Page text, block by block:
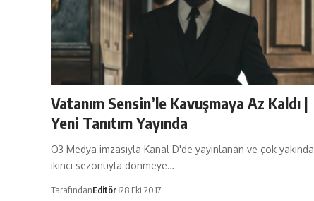
Vatanım Sensin’le Kavuşmaya Az Kaldı |
Yeni Tanıtım Yayında
O3 Medya imzasıyla Kanal D'de yayınlanan ve çok yakında
ikinci sezonuyla dönmeye…
TarafındanEditör 28 Eki 2017